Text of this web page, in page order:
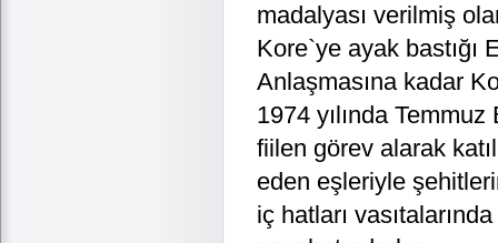
madalyası verilmiş
Kore`ye ayak bastığı
Anlaşmasına kadar
1974 yılında
fiilen görev alarak
eden eşleriyle
iç hatları